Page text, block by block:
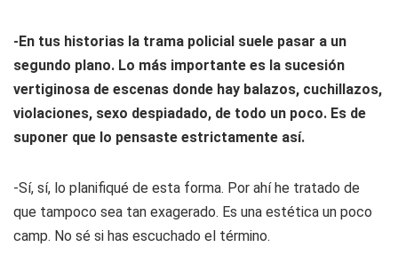
-En tus historias la trama policial suele pasar a un
segundo plano. Lo más importante es la sucesión
vertiginosa de escenas donde hay balazos, cuchillazos,
violaciones, sexo despiadado, de todo un poco. Es de
suponer que lo pensaste estrictamente así.
-Sí, sí, lo planifiqué de esta forma. Por ahí he tratado de
que tampoco sea tan exagerado. Es una estética un poco
camp. No sé si has escuchado el término.